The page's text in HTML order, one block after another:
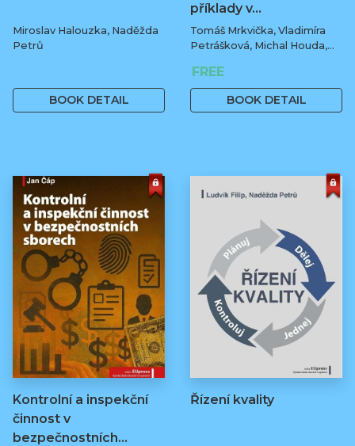
Miroslav Halouzka, Naděžda
Petrů
BOOK DETAIL
příklady v…
Tomáš Mrkvička, Vladimíra
Petrášková, Michal Houda,
FREE
BOOK DETAIL
Kontrolní a inspekční
činnost v
bezpečnostních…
Řízení kvality